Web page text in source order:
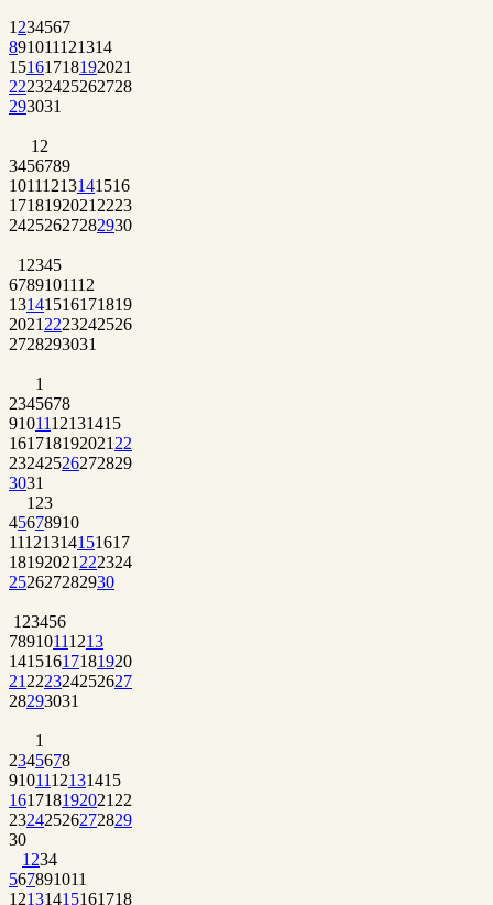
1 234567
891011121314
15161718192021
22232425262728
293031
1 2
3456789
10111213141516
1718192021 2223
24252627282930
1 2345
6789101112
13141516171819
2021 2223242526
2728293031
1
2345678
9101112131415
161718192021 22
23242526272829
3031
1 23
45678910
11121314151617
18192021 222324
252627282930
1 23456
78910111213
14151617181920
21 222324252627
28293031
1
2345678
9101112131415
161718192021 22
23242526272829
30
1 234
567891011
12131415161718